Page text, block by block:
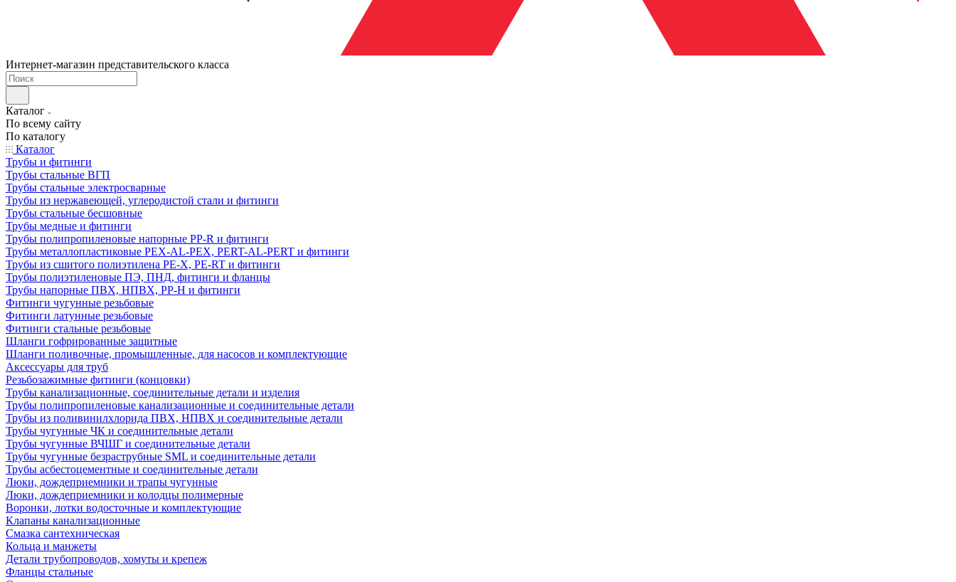
Интернет-магазин представительского класса
Каталог
По всему сайту
По каталогу
Каталог
Трубы и фитинги
Трубы стальные ВГП
Трубы стальные электросварные
Трубы из нержавеющей, углеродистой стали и фитинги
Трубы стальные бесшовные
Трубы медные и фитинги
Трубы полипропиленовые напорные PP-R и фитинги
Трубы металлопластиковые PEX-AL-PEX, PERT-AL-PERT и фитинги
Трубы из сшитого полиэтилена PE-X, PE-RT и фитинги
Трубы полиэтиленовые ПЭ, ПНД, фитинги и фланцы
Трубы напорные ПВХ, НПВХ, PP-H и фитинги
Фитинги чугунные резьбовые
Фитинги латунные резьбовые
Фитинги стальные резьбовые
Шланги гофрированные защитные
Шланги поливочные, промышленные, для насосов и комплектующие
Аксессуары для труб
Резьбозажимные фитинги (концовки)
Трубы канализационные, соединительные детали и изделия
Трубы полипропиленовые канализационные и соединительные детали
Трубы из поливинилхлорида ПВХ, НПВХ и соединительные детали
Трубы чугунные ЧК и соединительные детали
Трубы чугунные ВЧШГ и соединительные детали
Трубы чугунные безраструбные SML и соединительные детали
Трубы асбестоцементные и соединительные детали
Люки, дождеприемники и трапы чугунные
Люки, дождеприемники и колодцы полимерные
Воронки, лотки водосточные и комплектующие
Клапаны канализационные
Смазка сантехническая
Кольца и манжеты
Детали трубопроводов, хомуты и крепеж
Фланцы стальные